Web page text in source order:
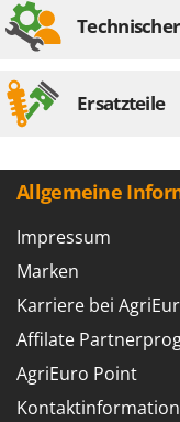
Ersatzteile
Allgemeine
Impressum
Marken
Karriere bei
Affilate
AgriEuro Point